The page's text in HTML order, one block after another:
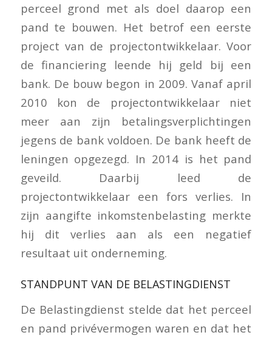
perceel grond met als doel daarop een
pand te bouwen. Het betrof een eerste
project van de projectontwikkelaar. Voor
de financiering leende hij geld bij een
bank. De bouw begon in 2009. Vanaf april
2010 kon de projectontwikkelaar niet
meer aan zijn betalingsverplichtingen
jegens de bank voldoen. De bank heeft de
leningen opgezegd. In 2014 is het pand
geveild. Daarbij leed de
projectontwikkelaar een fors verlies. In
zijn aangifte inkomstenbelasting merkte
hij dit verlies aan als een negatief
resultaat uit onderneming.
STANDPUNT VAN DE BELASTINGDIENST
De Belastingdienst stelde dat het perceel
en pand privévermogen waren en dat het